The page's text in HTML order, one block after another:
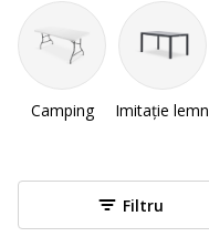
Camping Imitație lemn
Filtru